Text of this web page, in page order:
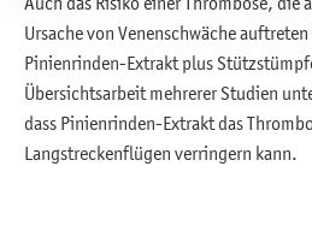
Ursache von Venenschwäche
Pinienrinden-Extrakt plus
Übersichtsarbeit mehrerer Studien
dass Pinienrinden-Extrakt das
Langstreckenflügen verringern kann.